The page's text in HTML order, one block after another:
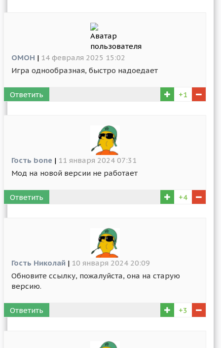
OMOH | 14 февраля 2025 15:02
Игра однообразная, быстро надоедает
Ответить +1
Гость bone | 11 января 2024 07:31
Мод на новой версии не работает
Ответить +4
Гость Николай | 10 января 2024 20:09
Обновите ссылку, пожалуйста, она на старую
версию.
Ответить +3